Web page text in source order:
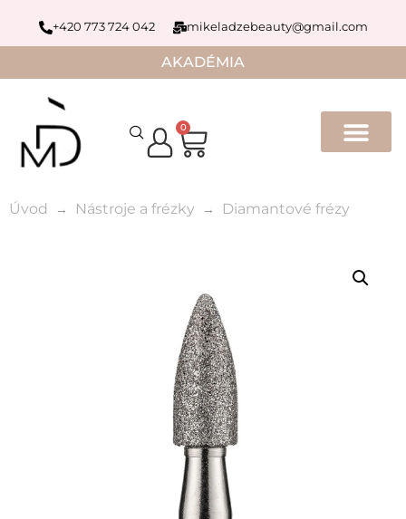
+420 773 724 042 mikeladzebeauty@gmail.com
AKADÉMIA
0
Úvod Nástroje a frézky Diamantové frézy